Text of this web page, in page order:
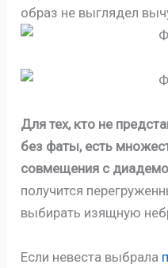
образ не выглядел
Для тех, кто не
без фаты, есть
совмещения с
получится
выбирать изящную
Если невеста выбрала